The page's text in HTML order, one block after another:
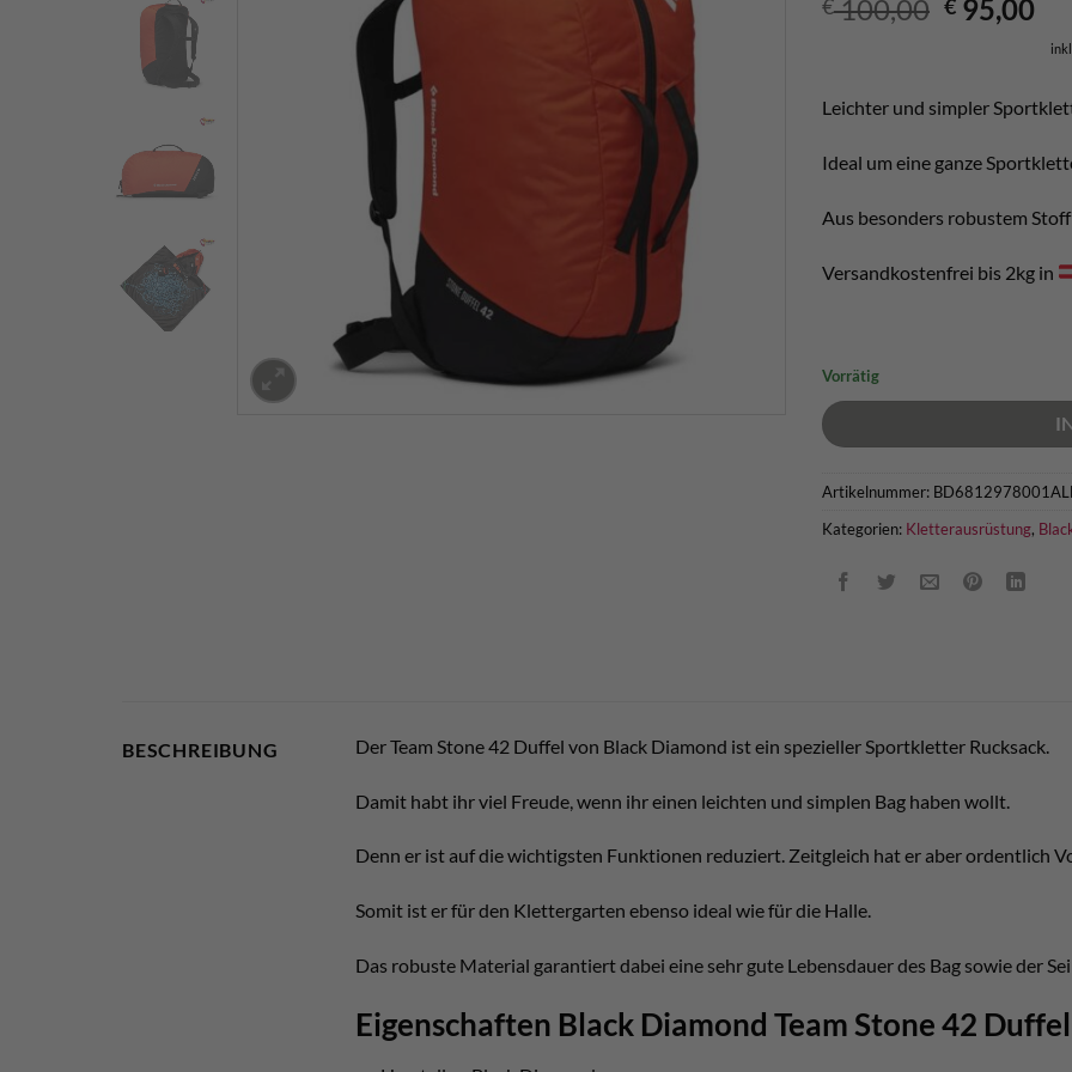
€100,00
€ 100,00
€ 95,00
ist:
€
Leichter und simpler
Ideal um eine ganze
Aus besonders robustem
Versandkostenfrei bis 2kg in
Vorrätig
Artikelnummer:
Kategorien: Kletterausrüstung,
BESCHREIBUNG Der Team Stone 42 Duffel von Black Diamond ist ein spezieller Sportkletter Rucksack.
Damit habt ihr viel Freude, wenn ihr einen leichten und simplen Bag haben wollt.
Denn er ist auf die wichtigsten Funktionen reduziert. Zeitgleich hat er aber ordentlich
Somit ist er für den Klettergarten ebenso ideal wie für die Halle.
Das robuste Material garantiert dabei eine sehr gute Lebensdauer des Bag sowie der
Eigenschaften Black Diamond Team Stone 42 Duffel